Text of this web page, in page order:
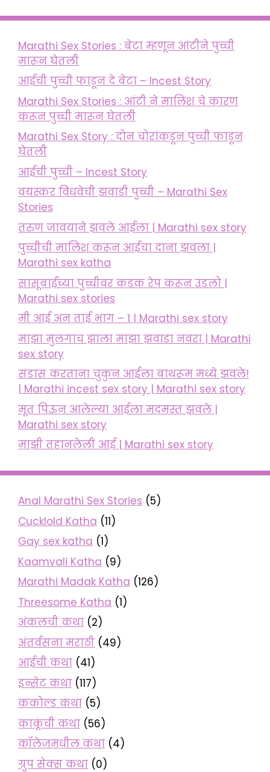
Marathi Sex Stories : बेटा म्हणून आंटीने पुच्ची
मारून घेतली
आईची पुच्ची फाडून दे बेटा – Incest Story
Marathi Sex Stories : आंटी ने मालिश चे कारण
करून पुच्ची मारून घेतली
Marathi Sex Story : दोन चोरांकडून पुच्ची फाडून
घेतली
आईची पुच्ची – Incest Story
वयस्कर विधवेची झवाडी पुच्ची – Marathi Sex
Stories
तरुण जावयाने झवले आईला | Marathi sex story
पुच्चीची मालिश करून आईचा दाना झवला |
Marathi sex katha
सासूबाईंच्या पुच्चीवर कडक रेप करून उडलो |
Marathi sex stories
मी आई अन ताई भाग – 1 | Marathi sex story
माझा मुलगाच झाला माझा झवाडा नवरा | Marathi
sex story
संडास करताना चुकुन आईला बाथरूम मध्ये झवले!
| Marathi incest sex story | Marathi sex story
मूत पिऊन आलेल्या आईला मदमस्त झवले |
Marathi sex story
माझी तहानलेली आई | Marathi sex story
Anal Marathi Sex Stories (5)
Cucklold Katha (11)
Gay sex katha (1)
Kaamvali Katha (9)
Marathi Madak Katha (126)
Threesome Katha (1)
अंकलची कथा (2)
अंतर्वसना मराठी (49)
आईची कथा (41)
इन्सेट कथा (117)
ककोल्ड कथा (5)
काकूंची कथा (56)
कॉलेजमधील कथा (4)
ग्रुप सेक्स कथा (0)